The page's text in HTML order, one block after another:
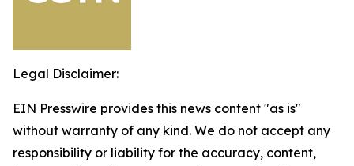
Legal Disclaimer:
EIN Presswire provides this news content "as is"
without warranty of any kind. We do not accept any
responsibility or liability for the accuracy, content,